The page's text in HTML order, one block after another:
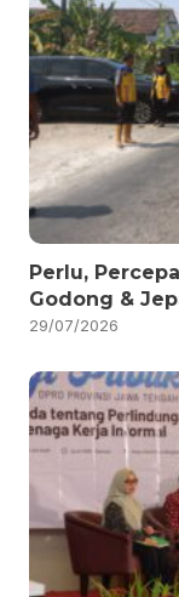
Perlu,
Godong &
29/07/2026